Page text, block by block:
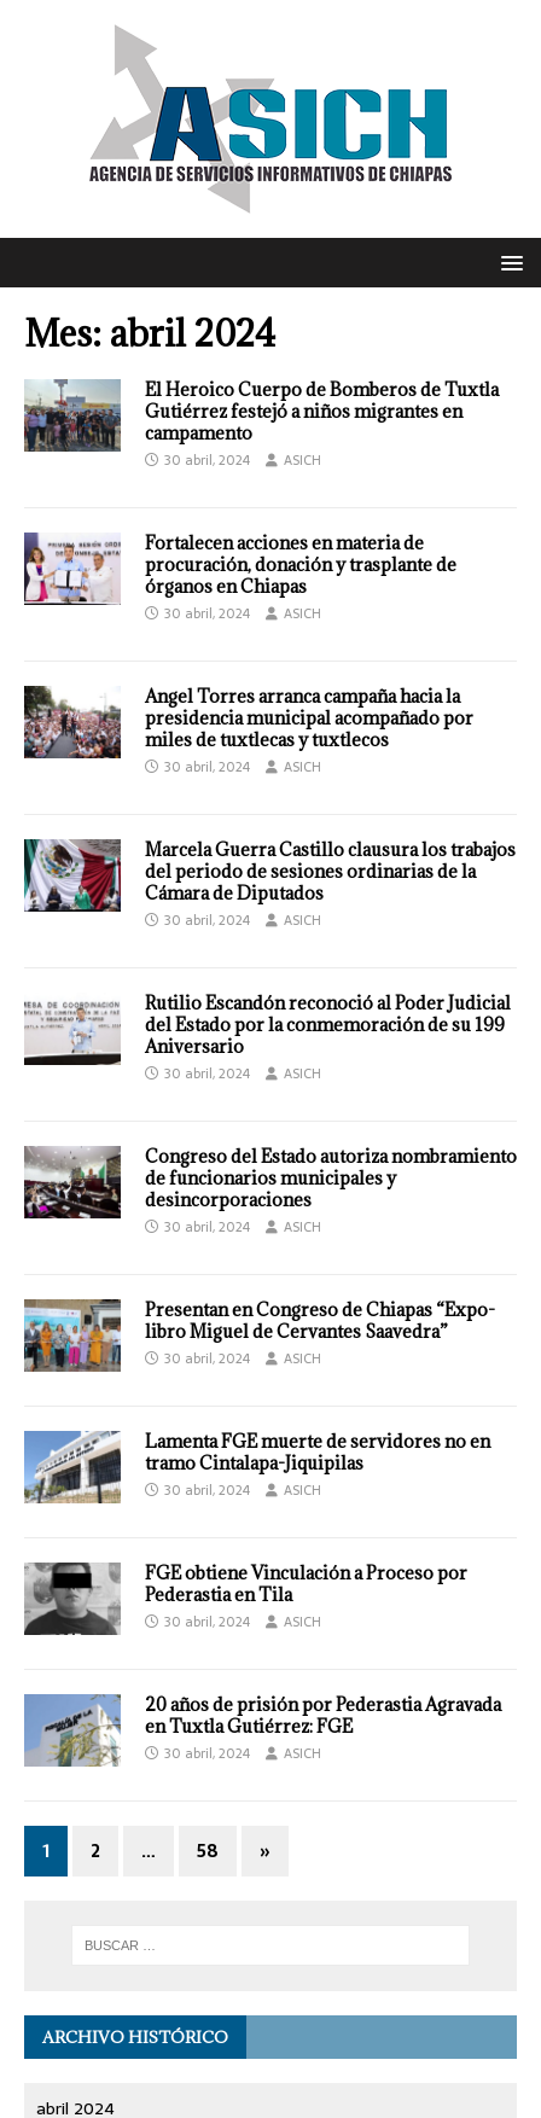
Mes: abril 2024
El Heroico Cuerpo de Bomberos de Tuxtla
Gutiérrez festejó a niños migrantes en
campamento
30 abril, 2024 ASICH
Fortalecen acciones en materia de
procuración, donación y trasplante de
órganos en Chiapas
30 abril, 2024 ASICH
Angel Torres arranca campaña hacia la
presidencia municipal acompañado por
miles de tuxtlecas y tuxtlecos
30 abril, 2024 ASICH
Marcela Guerra Castillo clausura los trabajos
del periodo de sesiones ordinarias de la
Cámara de Diputados
30 abril, 2024 ASICH
Rutilio Escandón reconoció al Poder Judicial
del Estado por la conmemoración de su 199
Aniversario
30 abril, 2024 ASICH
Congreso del Estado autoriza nombramiento
de funcionarios municipales y
desincorporaciones
30 abril, 2024 ASICH
Presentan en Congreso de Chiapas “Expo-
libro Miguel de Cervantes Saavedra”
30 abril, 2024 ASICH
Lamenta FGE muerte de servidores no en
tramo Cintalapa-Jiquipilas
30 abril, 2024 ASICH
FGE obtiene Vinculación a Proceso por
Pederastia en Tila
30 abril, 2024 ASICH
20 años de prisión por Pederastia Agravada
en Tuxtla Gutiérrez: FGE
30 abril, 2024 ASICH
1 2 … 58 »
ARCHIVO HISTÓRICO
abril 2024